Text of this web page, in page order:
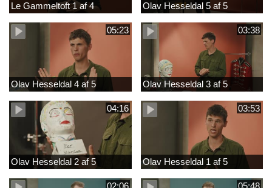
Le Gammeltoft 1 af 4 Olav Hesseldal 5 af 5
05:23
Olav Hesseldal 4 af 5
03:38
Olav Hesseldal 3 af 5
04:16
Olav Hesseldal 2 af 5
03:53
Olav Hesseldal 1 af 5
02:06 05:48